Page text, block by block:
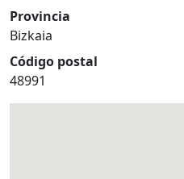
Provincia
Bizkaia
Código postal
48991